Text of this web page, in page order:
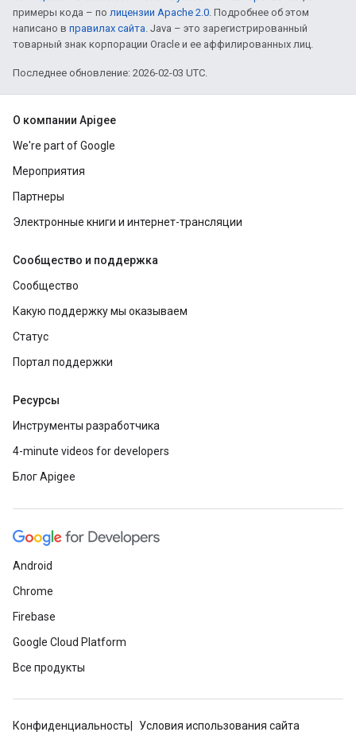
примеры кода – по лицензии Apache 2.0. Подробнее об этом
написано в правилах сайта. Java – это зарегистрированный
товарный знак корпорации Oracle и ее аффилированных лиц.
Последнее обновление: 2026-02-03 UTC.
О компании Apigee
We're part of Google
Мероприятия
Партнеры
Электронные книги и интернет-трансляции
Сообщество и поддержка
Сообщество
Какую поддержку мы оказываем
Статус
Портал поддержки
Ресурсы
Инструменты разработчика
4-minute videos for developers
Блог Apigee
Android
Chrome
Firebase
Google Cloud Platform
Все продукты
Конфиденциальность Условия использования сайта